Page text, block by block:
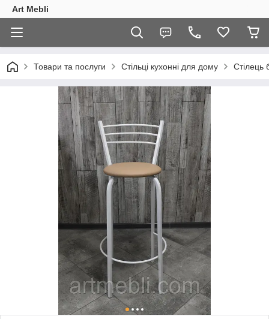
Art Mebli
Товари та послуги Стільці кухонні для дому Стілець